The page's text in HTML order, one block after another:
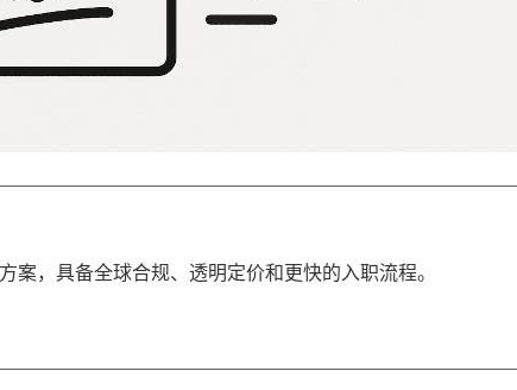
案，具备全球合规、透明定价和更快的入职流程。